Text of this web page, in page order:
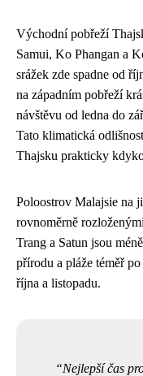
Východní pobřeží
Samui, Ko Phangan a
srážek zde spadne od
na západním pobřeží
návštěvu od ledna do
Tato klimatická
Thajsku prakticky
Poloostrov Malajsie na
rovnoměrně
Trang a Satun jsou
přírodu a pláže téměř
října a listopadu.
Nejlepší čas